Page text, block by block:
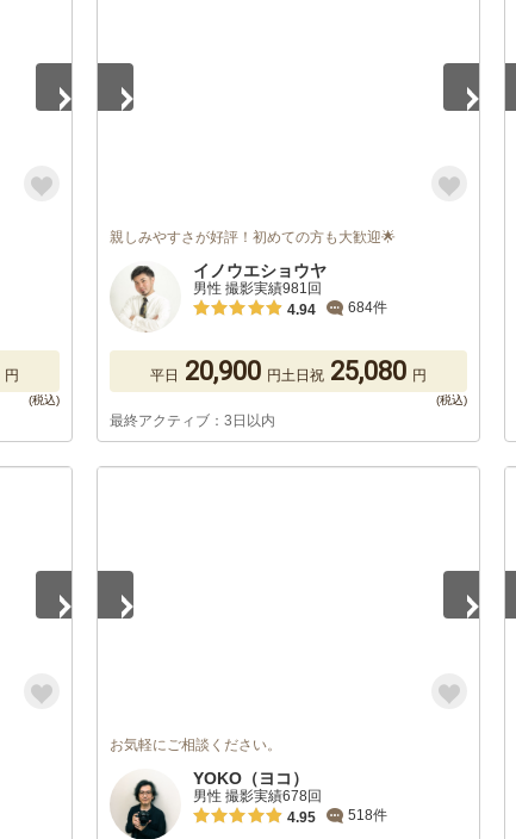
円
親しみやすさが好評！初めての方も大歓迎🌟
イノウエショウヤ
男性 撮影実績981回
4.94
684件
平日 20,900 円土日祝 25,080 円
最終アクティブ：3日以内
お気軽にご相談ください。
YOKO（ヨコ）
男性 撮影実績678回
4.95
518件